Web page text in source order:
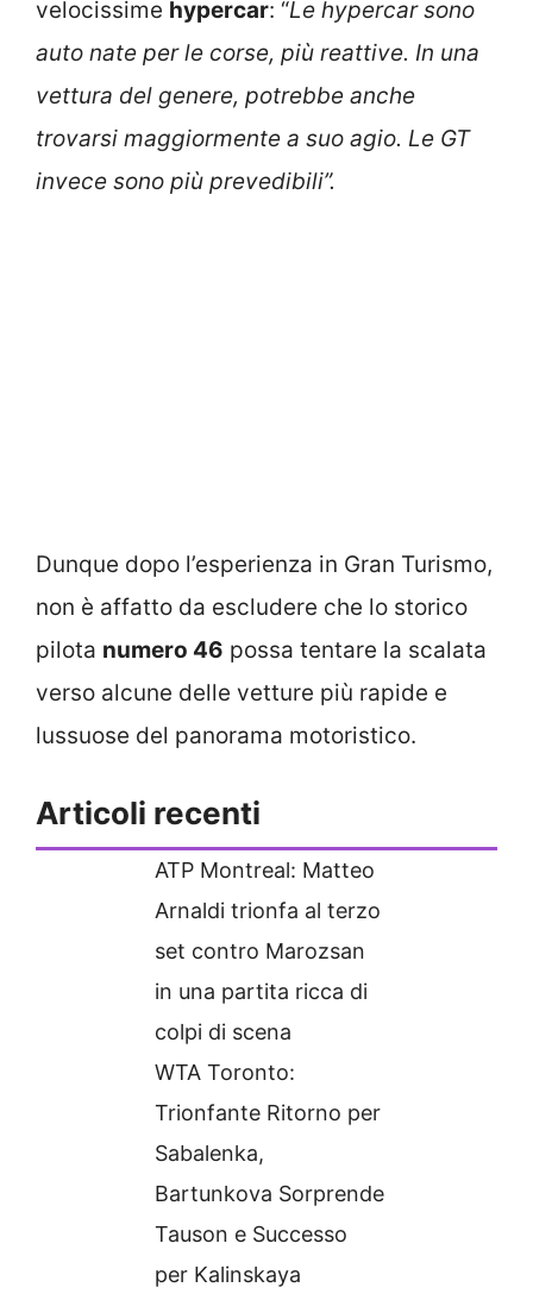
velocissime hypercar: “Le hypercar sono
auto nate per le corse, più reattive. In una
vettura del genere, potrebbe anche
trovarsi maggiormente a suo agio. Le GT
invece sono più prevedibili”.
Dunque dopo l’esperienza in Gran Turismo,
non è affatto da escludere che lo storico
pilota numero 46 possa tentare la scalata
verso alcune delle vetture più rapide e
lussuose del panorama motoristico.
Articoli recenti
ATP Montreal: Matteo
Arnaldi trionfa al terzo
set contro Marozsan
in una partita ricca di
colpi di scena
WTA Toronto:
Trionfante Ritorno per
Sabalenka,
Bartunkova Sorprende
Tauson e Successo
per Kalinskaya